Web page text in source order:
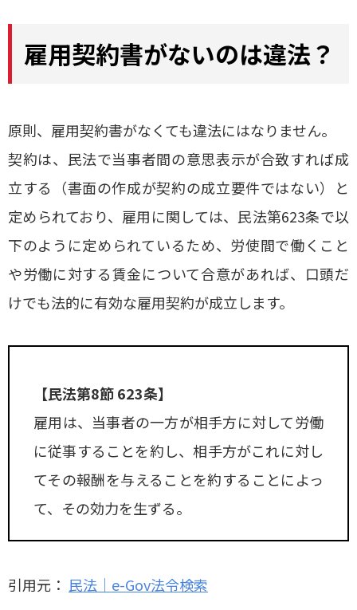
雇用契約書がないのは違法？
原則、雇用契約書がなくても違法にはなりません。
契約は、民法で当事者間の意思表示が合致すれば成
立する（書面の作成が契約の成立要件ではない）と
定められており、雇用に関しては、民法第623条で以
下のように定められているため、労使間で働くこと
や労働に対する賃金について合意があれば、口頭だ
けでも法的に有効な雇用契約が成立します。
【民法第8節 623条】
雇用は、当事者の一方が相手方に対して労働
に従事することを約し、相手方がこれに対し
てその報酬を与えることを約することによっ
て、その効力を生ずる。
引用元： 民法｜e-Gov法令検索